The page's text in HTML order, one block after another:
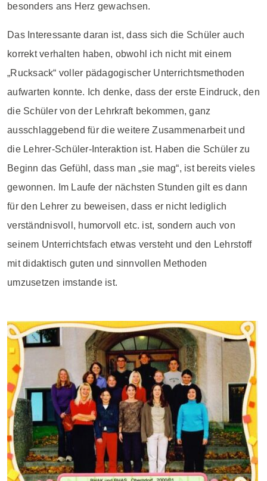
besonders ans Herz gewachsen.
Das Interessante daran ist, dass sich die Schüler auch
korrekt verhalten haben, obwohl ich nicht mit einem
„Rucksack“ voller pädagogischer Unterrichtsmethoden
aufwarten konnte. Ich denke, dass der erste Eindruck, den
die Schüler von der Lehrkraft bekommen, ganz
ausschlaggebend für die weitere Zusammenarbeit und
die Lehrer-Schüler-Interaktion ist. Haben die Schüler zu
Beginn das Gefühl, dass man „sie mag“, ist bereits vieles
gewonnen. Im Laufe der nächsten Stunden gilt es dann
für den Lehrer zu beweisen, dass er nicht lediglich
verständnisvoll, humorvoll etc. ist, sondern auch von
seinem Unterrichtsfach etwas versteht und den Lehrstoff
mit didaktisch guten und sinnvollen Methoden
umzusetzen imstande ist.